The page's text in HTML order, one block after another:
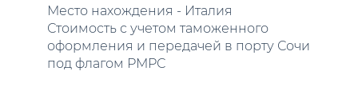
Место нахождения - Италия
Стоимость с учетом таможенного
оформления и передачей в порту Сочи
под флагом РМРС